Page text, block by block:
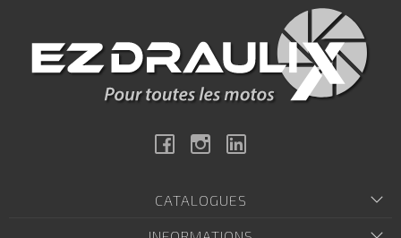
FacebookInstagram
CATALOGUES